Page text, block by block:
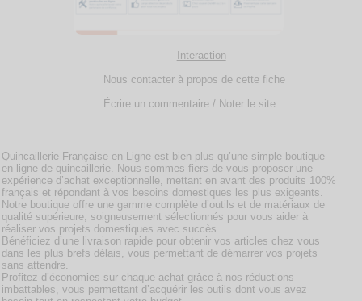
Interaction
Nous contacter à propos de cette fiche
Écrire un commentaire / Noter le site
Quincaillerie Française en Ligne est bien plus qu’une simple boutique
en ligne de quincaillerie. Nous sommes fiers de vous proposer une
expérience d’achat exceptionnelle, mettant en avant des produits 100%
français et répondant à vos besoins domestiques les plus exigeants.
Notre boutique offre une gamme complète d’outils et de matériaux de
qualité supérieure, soigneusement sélectionnés pour vous aider à
réaliser vos projets domestiques avec succès.
Bénéficiez d’une livraison rapide pour obtenir vos articles chez vous
dans les plus brefs délais, vous permettant de démarrer vos projets
sans attendre.
Profitez d’économies sur chaque achat grâce à nos réductions
imbattables, vous permettant d’acquérir les outils dont vous avez